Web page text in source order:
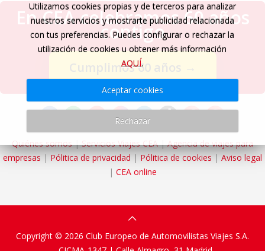
En CEA celebramos 60 años
contigo
Cumplimos 60 años →
Quiénes somos|Servicios Viajes CEA|Agencia de viajes para
empresas | Pólitica de privacidad | Pólitica de cookies | Aviso legal
| CEA online
Copyright © 2026 Club Europeo de Automovilistas Viajes S.A.
Utilizamos cookies propias y de terceros para analizar
nuestros servicios y mostrarte publicidad relacionada
con tus preferencias. Puedes configurar o rechazar la
utilización de cookies u obtener más información
AQUÍ.
Aceptar cookies
Rechazar